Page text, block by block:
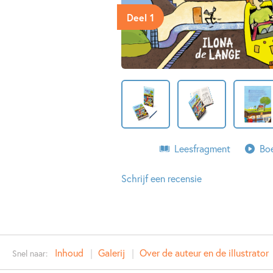
Deel 1
Leesfragment
Schrijf een recensie
Snel naar: Inhoud Galerij Over de auteur en de illustrator